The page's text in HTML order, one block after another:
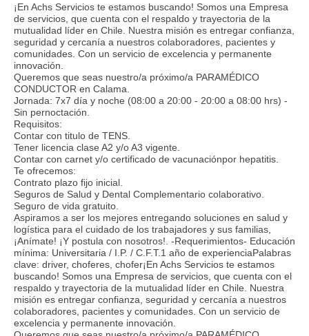
¡En Achs Servicios te estamos buscando! Somos una Empresa
de servicios, que cuenta con el respaldo y trayectoria de la
mutualidad líder en Chile. Nuestra misión es entregar confianza,
seguridad y cercanía a nuestros colaboradores, pacientes y
comunidades. Con un servicio de excelencia y permanente
innovación.
Queremos que seas nuestro/a próximo/a PARAMÉDICO
CONDUCTOR en Calama.
Jornada: 7x7 día y noche (08:00 a 20:00 - 20:00 a 08:00 hrs) -
Sin pernoctación.
Requisitos:
Contar con titulo de TENS.
Tener licencia clase A2 y/o A3 vigente.
Contar con carnet y/o certificado de vacunaciónpor hepatitis.
Te ofrecemos:
Contrato plazo fijo inicial.
Seguros de Salud y Dental Complementario colaborativo.
Seguro de vida gratuito.
Aspiramos a ser los mejores entregando soluciones en salud y
logística para el cuidado de los trabajadores y sus familias,
¡Anímate! ¡Y postula con nosotros!. -Requerimientos- Educación
mínima: Universitaria / I.P. / C.F.T.1 año de experienciaPalabras
clave: driver, choferes, chofer¡En Achs Servicios te estamos
buscando! Somos una Empresa de servicios, que cuenta con el
respaldo y trayectoria de la mutualidad líder en Chile. Nuestra
misión es entregar confianza, seguridad y cercanía a nuestros
colaboradores, pacientes y comunidades. Con un servicio de
excelencia y permanente innovación.